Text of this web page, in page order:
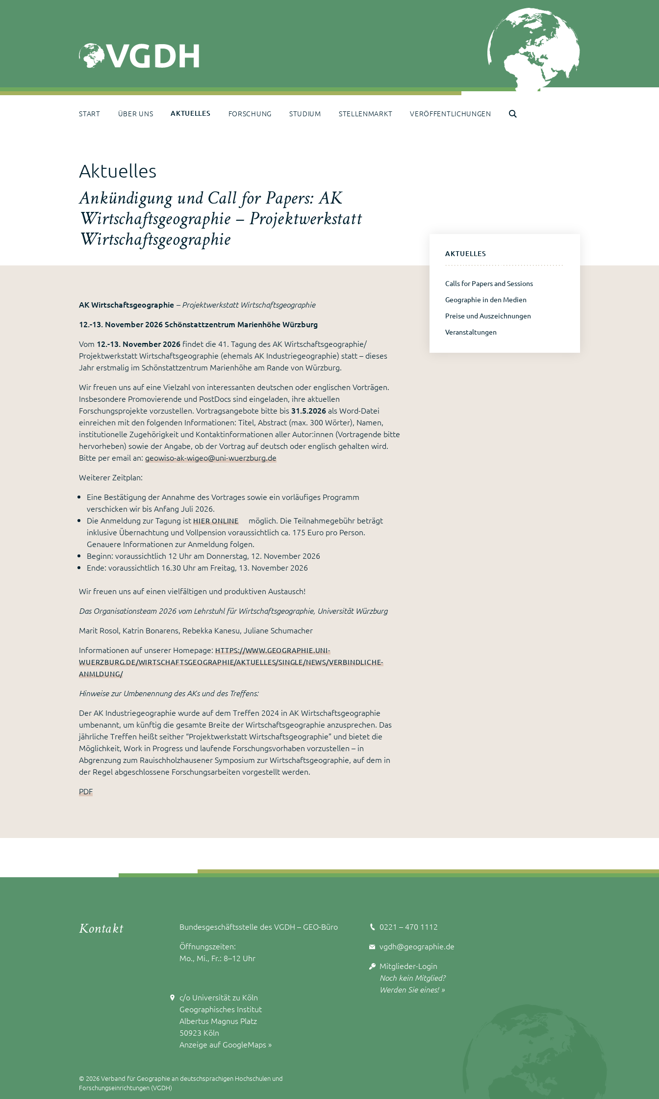
START ÜBER UNS AKTUELLES FORSCHUNG STUDIUM STELLENMARKT VERÖFFENTLICHUNGEN
Aktuelles
Ankündigung und Call for Papers: AK
Wirtschaftsgeographie – Projektwerkstatt
Wirtschaftsgeographie
AK Wirtschaftsgeographie – Projektwerkstatt Wirtschaftsgeographie
12.-13. November 2026 Schönstattzentrum Marienhöhe Würzburg
Vom 12.-13. November 2026 findet die 41. Tagung des AK Wirtschaftsgeographie/
Projektwerkstatt Wirtschaftsgeographie (ehemals AK Industriegeographie) statt – dieses
Jahr erstmalig im Schönstattzentrum Marienhöhe am Rande von Würzburg.
Wir freuen uns auf eine Vielzahl von interessanten deutschen oder englischen Vorträgen.
Insbesondere Promovierende und PostDocs sind eingeladen, ihre aktuellen
Forschungsprojekte vorzustellen. Vortragsangebote bitte bis31.5.2026als Word-Datei
einreichen mit den folgenden Informationen: Titel, Abstract (max. 300 Wörter), Namen,
institutionelle Zugehörigkeit und Kontaktinformationen aller Autor:innen (Vortragende bitte
hervorheben) sowie der Angabe, ob der Vortrag auf deutsch oder englisch gehalten wird.
Bitte per email an:geowiso-ak-wigeo@uni-wuerzburg.de
Weiterer Zeitplan:
Eine Bestätigung der Annahme des Vortrages sowie ein vorläufiges Programm
verschicken wir bis Anfang Juli 2026.
Die Anmeldung zur Tagung istHIER ONLINE
möglich. Die Teilnahmegebühr beträgt
inklusive Übernachtung und Vollpension voraussichtlich ca. 175 Euro pro Person.
Genauere Informationen zur Anmeldung folgen.
Beginn: voraussichtlich 12 Uhr am Donnerstag, 12. November 2026
Ende: voraussichtlich 16.30 Uhr am Freitag, 13. November 2026
Wir freuen uns auf einen vielfältigen und produktiven Austausch!
Das Organisationsteam 2026 vom Lehrstuhl für Wirtschaftsgeographie, Universität Würzburg
Marit Rosol, Katrin Bonarens, Rebekka Kanesu, Juliane Schumacher
Informationen auf unserer Homepage:HTTPS://WWW.GEOGRAPHIE.UNI-
WUERZBURG.DE/WIRTSCHAFTSGEOGRAPHIE/AKTUELLES/SINGLE/NEWS/VERBINDLICHE-
ANMLDUNG/
Hinweise zur Umbenennung des AKs und des Treffens:
Der AK Industriegeographie wurde auf dem Treffen 2024 in AK Wirtschaftsgeographie
umbenannt, um künftig die gesamte Breite der Wirtschaftsgeographie anzusprechen. Das
jährliche Treffen heißt seither “Projektwerkstatt Wirtschaftsgeographie” und bietet die
Möglichkeit, Work in Progress und laufende Forschungsvorhaben vorzustellen – in
Abgrenzung zum Rauischholzhausener Symposium zur Wirtschaftsgeographie, auf dem in
der Regel abgeschlossene Forschungsarbeiten vorgestellt werden.
PDF
AKTUELLES
Calls for Papers and Sessions
Geographie in den Medien
Preise und Auszeichnungen
Veranstaltungen
Kontakt
Bundesgeschäftsstelle des VGDH – GEO-Büro
Öffnungszeiten:
Mo., Mi., Fr.: 8–12 Uhr
c/o Universität zu Köln
Geographisches Institut
Albertus Magnus Platz
50923 Köln
Anzeige auf GoogleMaps »
0221 – 470 1112
vgdh@geographie.de
Mitglieder-Login
Noch kein Mitglied?
Werden Sie eines! »
© 2026 Verband für Geographie an deutschsprachigen Hochschulen und
Forschungseinrichtungen (VGDH)